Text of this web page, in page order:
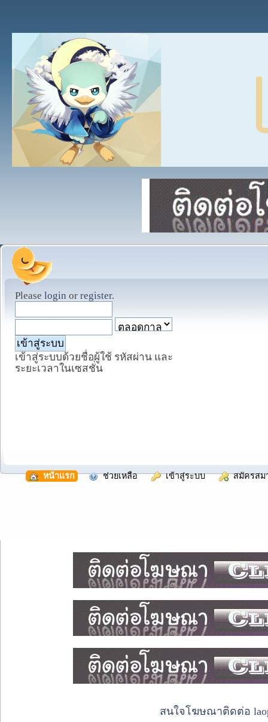
Please login or register.
เข้าสู่ระบบด้วยชื่อผู้ใช้ รหัสผ่าน และ
ระยะเวลาในเซสชั่น
หน้าแรก ช่วยเหลือ เข้าสู่ระบบ สมัครสม
สนใจโฆษณาติดต่อ